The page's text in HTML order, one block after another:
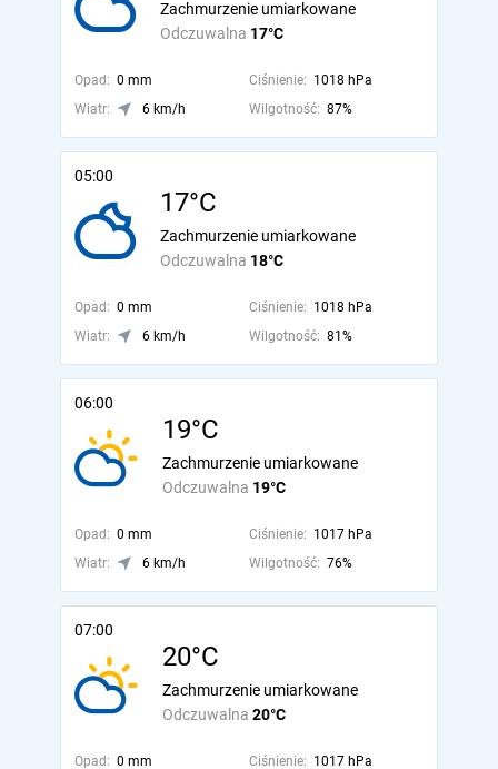
Odczuwalna 17°C
Zachmurzenie umiarkowane
Opad: 0 mm Ciśnienie: 1018 hPa
Wiatr:
6 km/h Wilgotność: 87%
05:00
17°C
Odczuwalna 18°C
Zachmurzenie umiarkowane
Opad: 0 mm Ciśnienie: 1018 hPa
Wiatr:
6 km/h Wilgotność: 81%
06:00
19°C
Odczuwalna 19°C
Zachmurzenie umiarkowane
Opad: 0 mm Ciśnienie: 1017 hPa
Wiatr:
6 km/h Wilgotność: 76%
07:00
20°C
Odczuwalna 20°C
Zachmurzenie umiarkowane
Opad: 0 mm Ciśnienie: 1017 hPa